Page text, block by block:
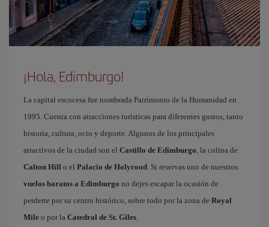
¡Hola, Edimburgo!
La capital escocesa fue nombrada Patrimonio de la Humanidad en
1995. Cuenta con atracciones turísticas para diferentes gustos, tanto
historia, cultura, ocio y deporte. Algunos de los principales
atractivos de la ciudad son el Castillo de Edimburgo, la colina de
Calton Hill o el Palacio de Holyrood. Si reservas uno de nuestros
vuelos baratos a Edimburgo no dejes escapar la ocasión de
perderte por su centro histórico, sobre todo por la zona de Royal
Mile o por la Catedral de St. Giles.